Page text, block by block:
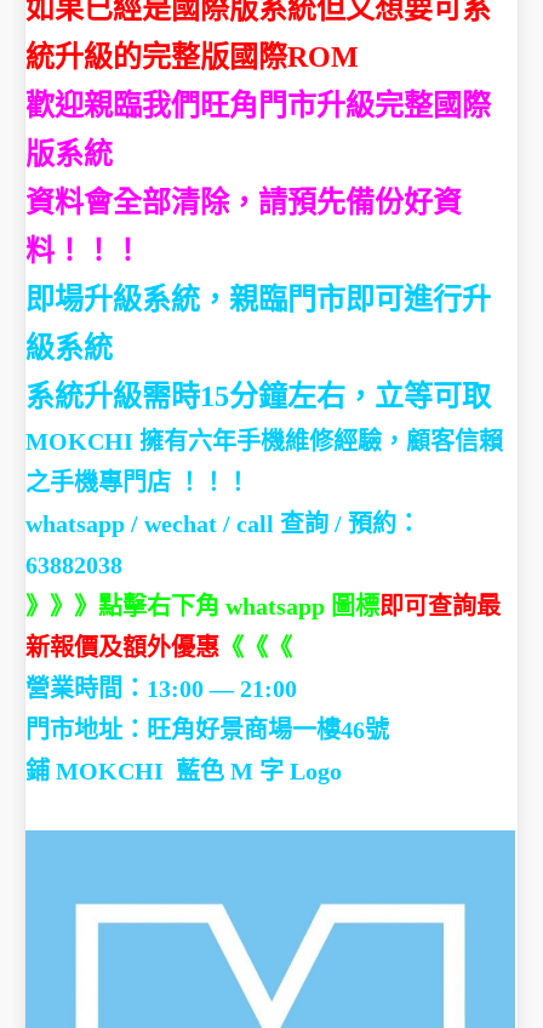
如果已經是國際版系統但又想要可系
統升級的完整版國際ROM
歡迎親臨我們旺角門市升級完整國際
版系統
資料會全部清除，請預先備份好資
料！！！
即場升級系統，親臨門市即可進行升
級系統
系統升級需時15分鐘左右，立等可取
MOKCHI 擁有六年手機維修經驗，顧客信賴
之手機專門店 ！！！
whatsapp / wechat / call 查詢 / 預約：
63882038
》》》點擊右下角 whatsapp 圖標即可查詢最
新報價及額外優惠 《《《
營業時間：13:00 — 21:00
門市地址： 旺角好景商場一樓46號
鋪 MOKCHI 藍色 M 字 Logo